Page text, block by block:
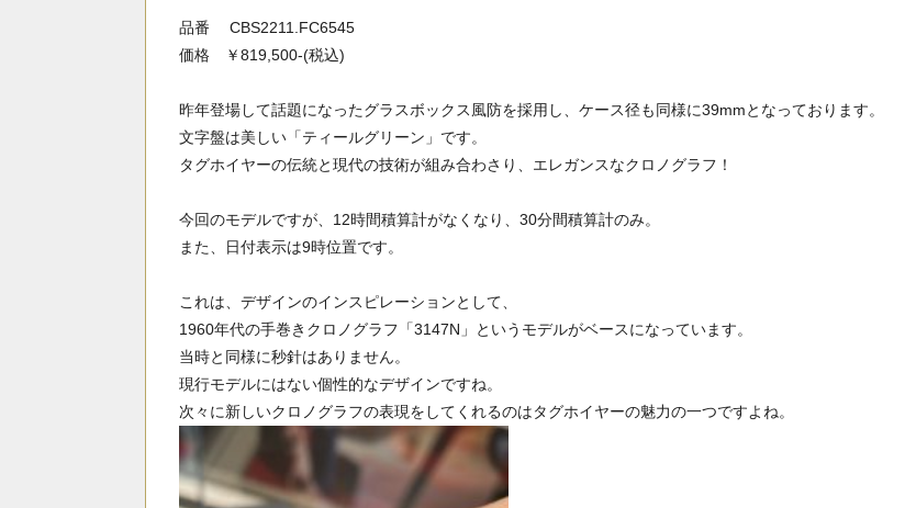
品番 CBS2211.FC6545
価格 ￥819,500-(税込)
昨年登場して話題になったグラスボックス風防を採用し、ケース径も同様に39mmとなっております。
文字盤は美しい「ティールグリーン」です。
タグホイヤーの伝統と現代の技術が組み合わさり、エレガンスなクロノグラフ！
今回のモデルですが、12時間積算計がなくなり、30分間積算計のみ。
また、日付表示は9時位置です。
これは、デザインのインスピレーションとして、
1960年代の手巻きクロノグラフ「3147N」というモデルがベースになっています。
当時と同様に秒針はありません。
現行モデルにはない個性的なデザインですね。
次々に新しいクロノグラフの表現をしてくれるのはタグホイヤーの魅力の一つですよね。